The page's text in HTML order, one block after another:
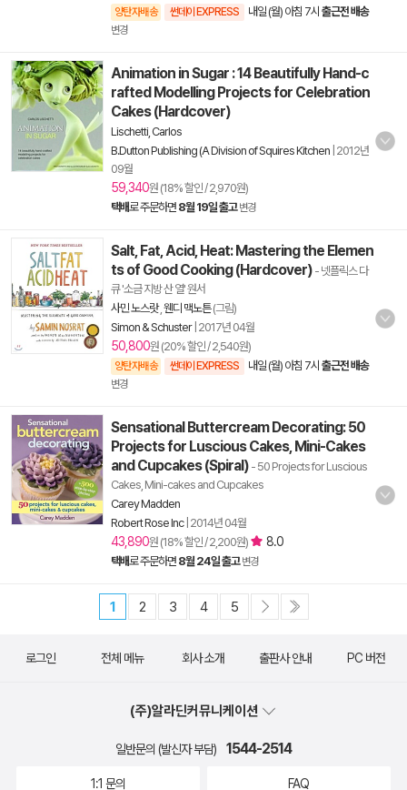
양탄자배송 썬데이 EXPRESS 내일 (월) 아침 7시 출근전 배송
변경
Animation in Sugar : 14 Beautifully Hand-c
rafted Modelling Projects for Celebration
Cakes (Hardcover)
Lischetti, Carlos
B.Dutton Publishing (A Division of Squires Kitchen 2012년
09월
59,340원 (18% 할인 / 2,970원)
택배로 주문하면 8월 19일 출고 변경
Salt, Fat, Acid, Heat: Mastering the Elemen
ts of Good Cooking (Hardcover) - 넷플릭스 다
큐 '소금 지방 산 열' 원서
사민 노스랏, 웬디 맥노튼(그림)
Simon & Schuster| 2017년 04월
50,800원 (20% 할인 / 2,540원)
양탄자배송 썬데이 EXPRESS 내일 (월) 아침 7시 출근전 배송
변경
Sensational Buttercream Decorating: 50
Projects for Luscious Cakes, Mini-Cakes
and Cupcakes (Spiral) - 50 Projects for Luscious
Cakes, Mini-cakes and Cupcakes
Carey Madden
Robert Rose Inc 2014년 04월
43,890원 (18% 할인 / 2,200원) 8.0
택배로 주문하면 8월 24일 출고 변경
1 2 3 4 5
로그인 전체 메뉴 회사 소개 출판사 안내 PC 버전
(주)알라딘커뮤니케이션
일반문의 (발신자 부담) 1544-2514
1:1 문의 FAQ